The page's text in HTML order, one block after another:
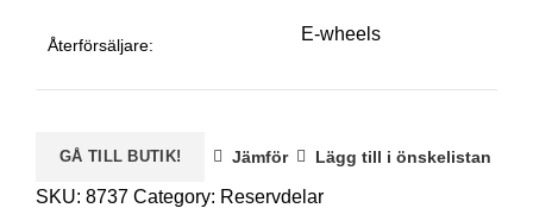
Återförsäljare:
E-wheels
GÅ TILL BUTIK! Jämför Lägg till i önskelistan
SKU: 8737 Category: Reservdelar